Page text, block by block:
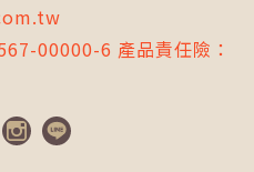
00000-6 產品責任險：